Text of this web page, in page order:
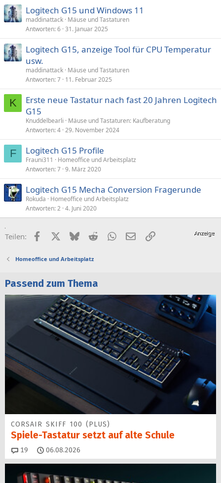
Logitech G15 und Windows 11
maddinattack Mäuse und Tastaturen
Antworten 6 31. Januar 2025
Logitech G15, anzeige Tool für CPU Temperatur
usw.
maddinattack Mäuse und Tastaturen
Antworten 7 11. Februar 2025
K
Erste neue Tastatur nach fast 20 Jahren Logitech
G15
Knuddelbearli
Mäuse und Tastaturen: Kaufberatung
Antworten 4 29. November 2024
F Logitech G15 Profile
Frauni311
Homeoffice und Arbeitsplatz
Antworten 7 9. März 2020
Logitech G15 Mecha Conversion Fragerunde
Rokuda
Homeoffice und Arbeitsplatz
Antworten 2 4. Juni 2020
Teilen: FacebookX (Twitter)
BlueskyRedditWhatsApp
E-MailLink
Homeoffice und Arbeitsplatz
Passend zum Thema
CORSAIR SKIFF 100 (PLUS)
Spiele-Tastatur setzt auf alte Schule
19 Kommentare
06.08.2026